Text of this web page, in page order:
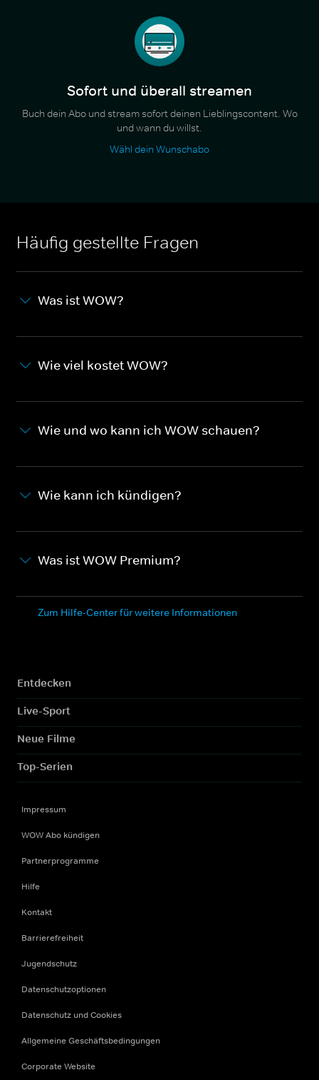
Sofort und überall streamen
Buch dein Abo und stream sofort deinen Lieblingscontent. Wo
und wann du willst.
Wähl dein Wunschabo
Häufig gestellte Fragen
Was ist WOW?
Wie viel kostet WOW?
Wie und wo kann ich WOW schauen?
Wie kann ich kündigen?
Was ist WOW Premium?
Zum Hilfe-Center für weitere Informationen
Entdecken
Live-Sport
Neue Filme
Top-Serien
Impressum
WOW Abo kündigen
Partnerprogramme
Hilfe
Kontakt
Barrierefreiheit
Jugendschutz
Datenschutzoptionen
Datenschutz und Cookies
Allgemeine Geschäftsbedingungen
Corporate Website